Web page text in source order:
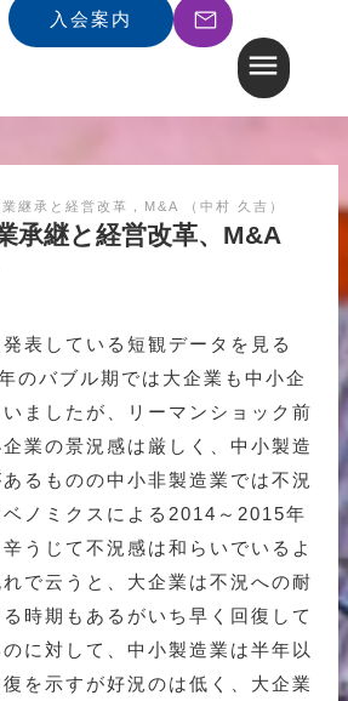
入会案内
継承と経営改革，M&A （中村 久吉）
承継と経営改革、M&A
表している短観データを見る
のバブル期では大企業も中小企
ましたが、リーマンショック前
業の景況感は厳しく、中小製造
るものの中小非製造業では不況
ノミクスによる2014～2015年
うじて不況感は和らいでいるよ
で云うと、大企業は不況への耐
時期もあるがいち早く回復して
に対して、中小製造業は半年以
復を示すが好況のは低く、大企業